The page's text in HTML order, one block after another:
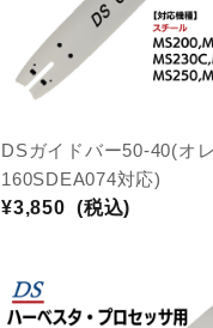
DSガイドバー50-40(オ
160SDEA074対応)
¥3,850 (税込)